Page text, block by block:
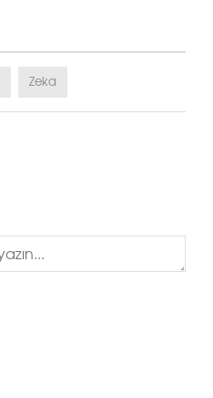
Zeka